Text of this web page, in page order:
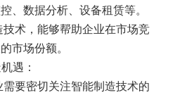
、数据分析、设备租赁等。
术，能够帮助企业在市场竞
市场份额。
遇：
要密切关注智能制造技术的